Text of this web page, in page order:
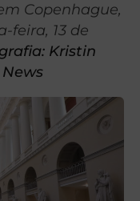
Copenhague,
feira, 13 de
Kristin